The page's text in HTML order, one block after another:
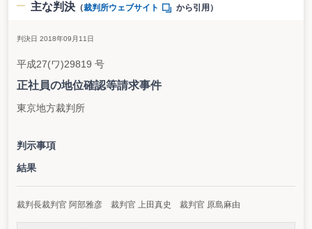
主な判決 （裁判所ウェブサイト から引用）
判決日 2018年09月11日
平成27(ワ)29819 号
正社員の地位確認等請求事件
東京地方裁判所
判示事項
結果
裁判長裁判官 阿部雅彦 裁判官 上田真史 裁判官 原島麻由